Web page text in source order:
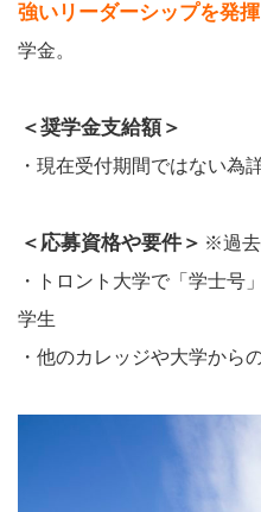
強いリーダーシップを発
学金。
＜奨学金支給額＞
・現在受付期間ではない為
＜応募資格や要件＞ ※過去
・トロント大学で「学士号
学生
・他のカレッジや大学から